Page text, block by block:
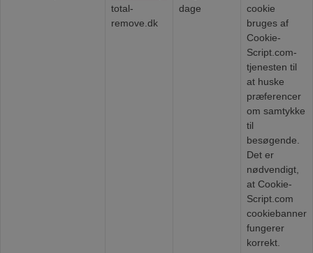
total-
remove.dk
dage
cookie
bruges af
Cookie-
Script.com-
tjenesten til
at huske
præferencer
om samtykke
til
besøgende.
Det er
nødvendigt,
at Cookie-
Script.com
cookiebanner
fungerer
korrekt.